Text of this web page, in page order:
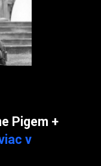
Pigem +
v